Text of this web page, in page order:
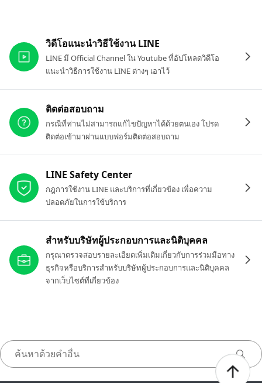
วิดีโอแนะนำวิธีใช้งาน LINE
LINE มี Official Channel ใน Youtube ที่อัปโหลดวิดีโอ
แนะนำวิธีการใช้งาน LINE ต่างๆ เอาไว้
ติดต่อสอบถาม
กรณีที่ท่านไม่สามารถแก้ไขปัญหาได้ด้วยตนเอง โปรด
ติดต่อเข้ามาผ่านแบบฟอร์มติดต่อสอบถาม
LINE Safety Center
กฎการใช้งาน LINE และบริการที่เกี่ยวข้อง เพื่อความ
ปลอดภัยในการใช้บริการ
สำหรับบริษัทผู้ประกอบการและนิติบุคคล
กรุณาตรวจสอบรายละเอียดเพิ่มเติมเกี่ยวกับการร่วมมือทาง
ธุรกิจหรือบริการสำหรับบริษัทผู้ประกอบการและนิติบุคคล
จากเว็บไซต์ที่เกี่ยวข้อง